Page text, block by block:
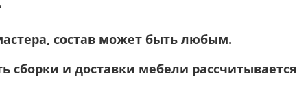
состав может быть любым.
и доставки мебели рассчитывается